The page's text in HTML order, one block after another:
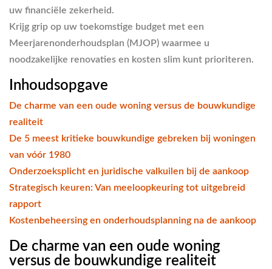
uw financiële zekerheid.
Krijg grip op uw toekomstige budget met een
Meerjarenonderhoudsplan (MJOP) waarmee u
noodzakelijke renovaties en kosten slim kunt prioriteren.
Inhoudsopgave
De charme van een oude woning versus de bouwkundige
realiteit
De 5 meest kritieke bouwkundige gebreken bij woningen
van vóór 1980
Onderzoeksplicht en juridische valkuilen bij de aankoop
Strategisch keuren: Van meeloopkeuring tot uitgebreid
rapport
Kostenbeheersing en onderhoudsplanning na de aankoop
De charme van een oude woning
versus de bouwkundige realiteit